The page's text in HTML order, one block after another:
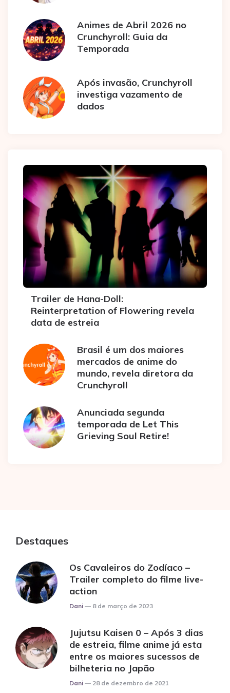
Animes de Abril 2026 no
Crunchyroll: Guia da
Temporada
Após invasão, Crunchyroll
investiga vazamento de
dados
Trailer de Hana-Doll:
Reinterpretation of Flowering revela
data de estreia
Brasil é um dos maiores
mercados de anime do
mundo, revela diretora da
Crunchyroll
Anunciada segunda
temporada de Let This
Grieving Soul Retire!
Destaques
Os Cavaleiros do Zodíaco –
Trailer completo do filme live-
action
Posted
Dani 8 de março de 2023
Jujutsu Kaisen 0 – Após 3 dias
de estreia, filme anime já esta
entre os maiores sucessos de
bilheteria no Japão
Posted
Dani 28 de dezembro de 2021